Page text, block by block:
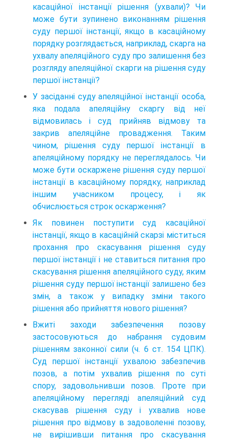
касаційної інстанції рішення (ухвали)? Чи
може бути зупинено виконанням рішення
суду першої інстанції, якщо в касаційному
порядку розглядається, наприклад, скарга на
ухвалу апеляційного суду про залишення без
розгляду апеляційної скарги на рішення суду
першої інстанції?
У засіданні суду апеляційної інстанції особа,
яка подала апеляційну скаргу від неї
відмовилась і суд прийняв відмову та
закрив апеляційне провадження. Таким
чином, рішення суду першої інстанції в
апеляційному порядку не переглядалось. Чи
може бути оскаржене рішення суду першої
інстанції в касаційному порядку, наприклад
іншим учасником процесу, і як
обчислюється строк оскарження?
Як повинен поступити суд касаційної
інстанції, якщо в касаційній скарзі міститься
прохання про скасування рішення суду
першої інстанції і не ставиться питання про
скасування рішення апеляційного суду, яким
рішення суду першої інстанції залишено без
змін, а також у випадку зміни такого
рішення або прийняття нового рішення?
Вжиті заходи забезпечення позову
застосовуються до набрання судовим
рішенням законної сили (ч. 6 ст. 154 ЦПК).
Суд першої інстанції ухвалою забезпечив
позов, а потім ухвалив рішення по суті
спору, задовольнивши позов. Проте при
апеляційному перегляді апеляційний суд
скасував рішення суду і ухвалив нове
рішення про відмову в задоволенні позову,
не вирішивши питання про скасування